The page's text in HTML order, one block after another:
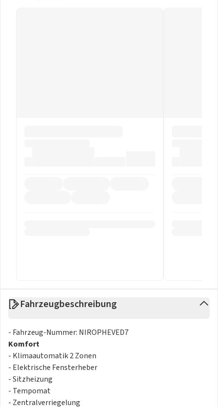
Fahrzeugbeschreibung
- Fahrzeug-Nummer: NIROPHEVED7
Komfort
- Klimaautomatik 2 Zonen
- Elektrische Fensterheber
- Sitzheizung
- Tempomat
- Zentralverriegelung